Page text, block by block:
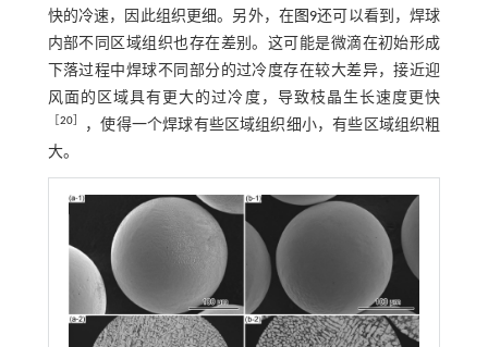
快的冷速，因此组织更细。另外，在 图9还可以看到，焊球
内部不同区域组织也存在差别。这可能是微滴在初始形成
下落过程中焊球不同部分的过冷度存在较大差异，接近迎
风面的区域具有更大的过冷度，导致枝晶生长速度更快
20］
，使得一个焊球有些区域组织细小，有些区域组织粗
大。